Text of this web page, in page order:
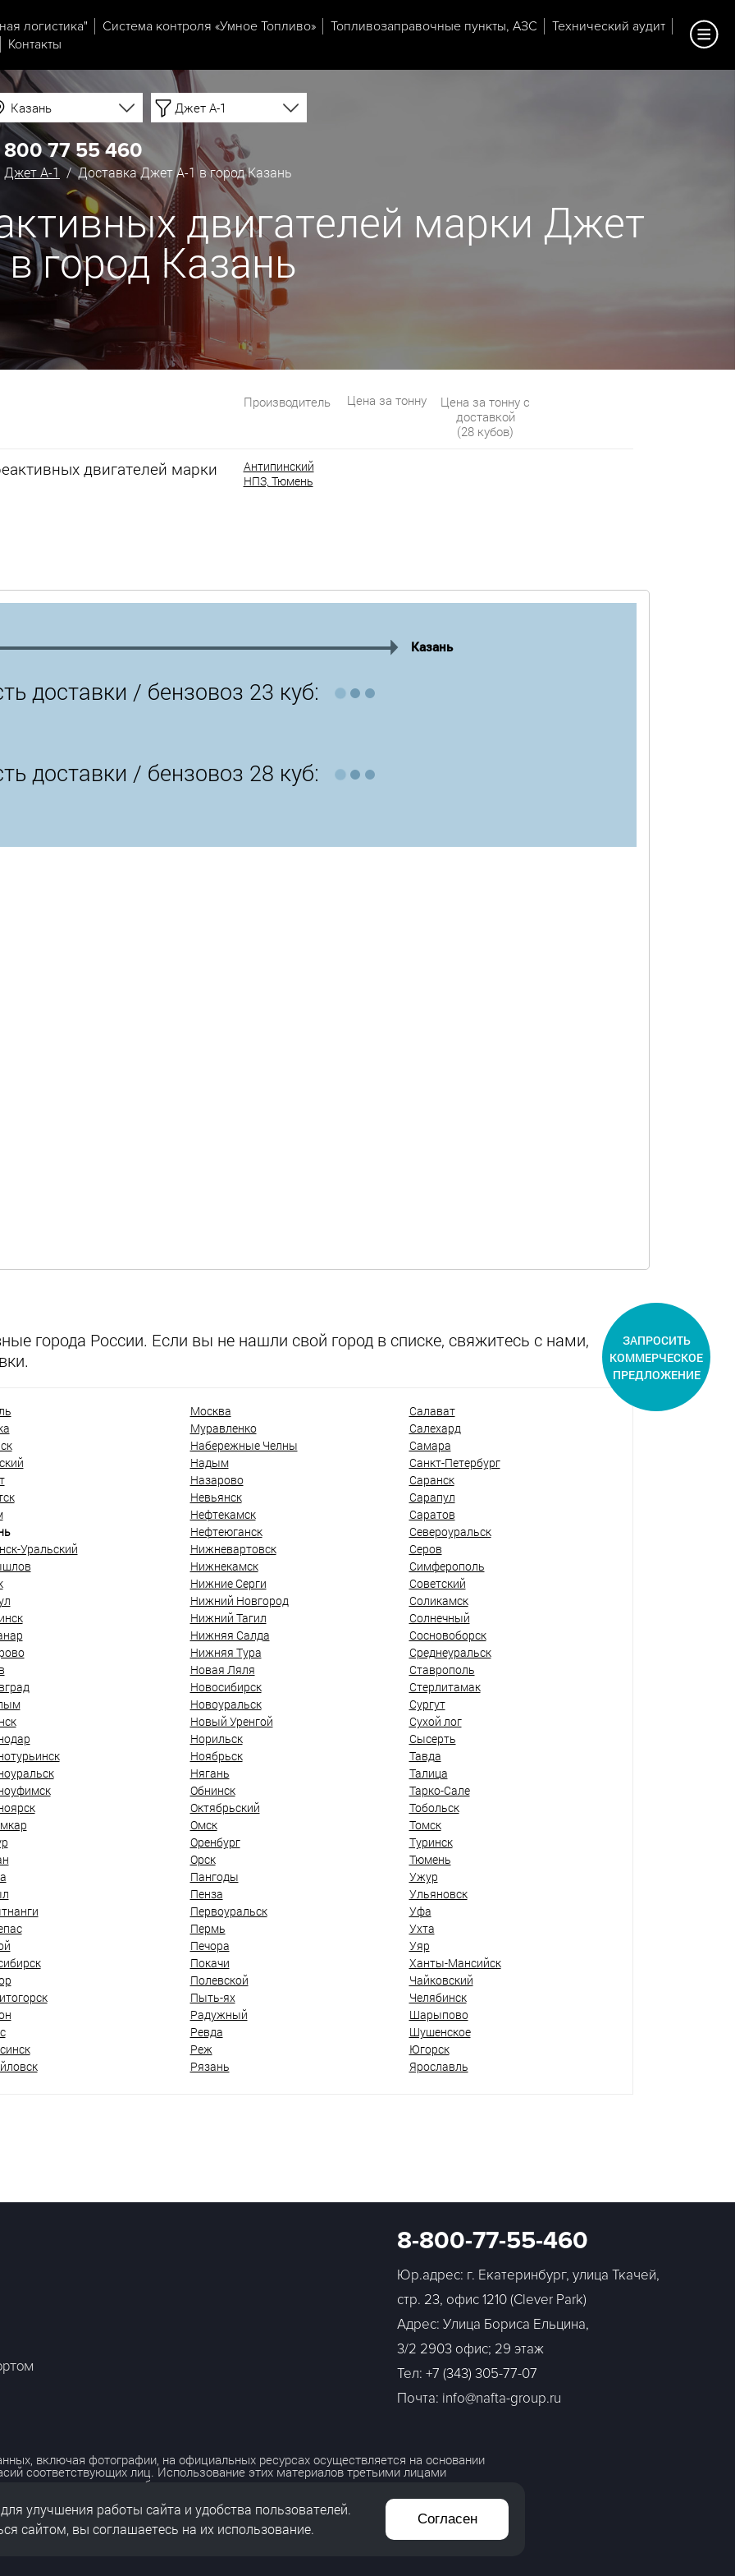
логистика" Система контроля «Умное Топливо» Топливозаправочные пункты, АЗС
Технический аудит
Контакты
Казань Джет А-1
800 77 55 460
Джет А-1 / Доставка Джет А-1 в город Казань
двигателей марки Джет
город Казань
Производитель Цена за тонну
Цена за тонну с
доставкой
(28 кубов)
двигателей марки
Антипинский
НПЗ, Тюмень
Казань
доставки / бензовоз 23 куб:
доставки / бензовоз 28 куб:
города России. Если вы не нашли свой город в списке, свяжитесь с нами,
Уральский
Москва
Муравленко
Набережные Челны
Надым
Назарово
Невьянск
Нефтекамск
Нефтеюганск
Нижневартовск
Нижнекамск
Нижние Серги
Нижний Новгород
Нижний Тагил
Нижняя Салда
Нижняя Тура
Новая Ляля
Новосибирск
Новоуральск
Новый Уренгой
Норильск
Ноябрьск
Нягань
Обнинск
Октябрьский
Омск
Оренбург
Орск
Пангоды
Пенза
Первоуральск
Пермь
Печора
Покачи
Полевской
Пыть-ях
Радужный
Ревда
Реж
Рязань
Салават
Салехард
Самара
Санкт-Петербург
Саранск
Сарапул
Саратов
Североуральск
Серов
Симферополь
Советский
Соликамск
Солнечный
Сосновоборск
Среднеуральск
Ставрополь
Стерлитамак
Сургут
Сухой лог
Сысерть
Тавда
Талица
Тарко-Сале
Тобольск
Томск
Туринск
Тюмень
Ужур
Ульяновск
Уфа
Ухта
Уяр
Ханты-Мансийск
Чайковский
Челябинск
Шарыпово
Шушенское
Югорск
Ярославль
8-800-77-55-460
Юр.адрес: г. Екатеринбург, улица Ткачей,
стр. 23, офис 1210 (Clever Park)
Адрес: Улица Бориса Ельцина,
3/2 2903 офис; 29 этаж
Тел: +7 (343) 305-77-07
Почта: info@nafta-group.ru
включая фотографии, на официальных ресурсах осуществляется на основании
соответствующих лиц. Использование этих материалов третьими лицами
с разрешения правообладателя.
данных
данных
ЗАПРОСИТЬ
КОММЕРЧЕСКОЕ
ПРЕДЛОЖЕНИЕ
улучшения работы сайта и удобства пользователей.
сайтом, вы соглашаетесь на их использование.
Согласен